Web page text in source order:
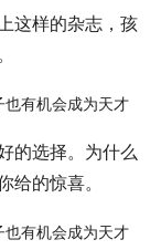
这样的杂志，孩
的选择。为什么
的惊喜。